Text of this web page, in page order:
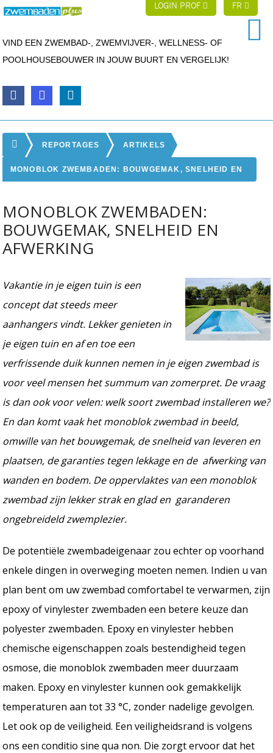
LOGIN PROF FR
VIND EEN ZWEMBAD-, ZWEMVIJVER-, WELLNESS- OF
POOLHOUSEBOUWER IN JOUW BUURT EN VERGELIJK!
REPORTAGES ARTIKELS
MONOBLOK ZWEMBADEN: BOUWGEMAK, SNELHEID EN
MONOBLOK ZWEMBADEN:
BOUWGEMAK, SNELHEID EN
AFWERKING
Vakantie in je eigen tuin is een
concept dat steeds meer
aanhangers vindt. Lekker genieten in
je eigen tuin en af en toe een
verfrissende duik kunnen nemen in je eigen zwembad is
voor veel mensen het summum van zomerpret. De vraag
is dan ook voor velen: welk soort zwembad installeren we?
En dan komt vaak het monoblok zwembad in beeld,
omwille van het bouwgemak, de snelheid van leveren en
plaatsen, de garanties tegen lekkage en de afwerking van
wanden en bodem. De oppervlaktes van een monoblok
zwembad zijn lekker strak en glad en garanderen
ongebreideld zwemplezier.
De potentiële zwembadeigenaar zou echter op voorhand
enkele dingen in overweging moeten nemen. Indien u van
plan bent om uw zwembad comfortabel te verwarmen, zijn
epoxy of vinylester zwembaden een betere keuze dan
polyester zwembaden. Epoxy en vinylester hebben
chemische eigenschappen zoals bestendigheid tegen
osmose, die monoblok zwembaden meer duurzaam
maken. Epoxy en vinylester kunnen ook gemakkelijk
temperaturen aan tot 33 °C, zonder nadelige gevolgen.
Let ook op de veiligheid. Een veiligheidsrand is volgens
ons een conditio sine qua non. Die zorgt ervoor dat het